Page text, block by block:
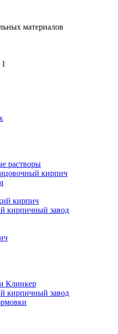
материалов
растворы
кирпич
кирпич
кирпичный завод
Клинкер
кирпичный завод